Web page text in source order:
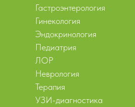
Гастроэнтерология
Гинекология
Эндокринология
Педиатрия
ЛОР
Неврология
Терапия
УЗИ-диагностика